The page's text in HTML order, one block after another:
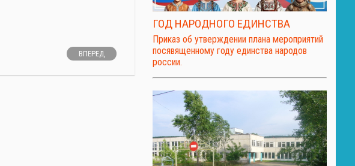
ВПЕРЕД
ГОД НАРОДНОГО ЕДИНСТВА
Приказ об утверждении плана мероприятий
посявященному году единства народов
россии.